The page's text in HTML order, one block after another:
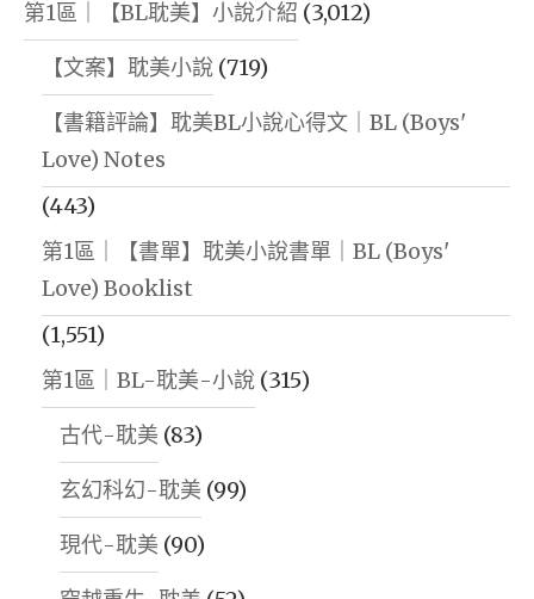
第1區｜【BL耽美】小說介紹 (3,012)
【文案】耽美小說 (719)
【書籍評論】耽美BL小說心得文｜BL (Boys'
Love) Notes
(443)
第1區｜【書單】耽美小說書單｜BL (Boys'
Love) Booklist
(1,551)
第1區｜BL-耽美-小說 (315)
古代-耽美 (83)
玄幻科幻-耽美 (99)
現代-耽美 (90)